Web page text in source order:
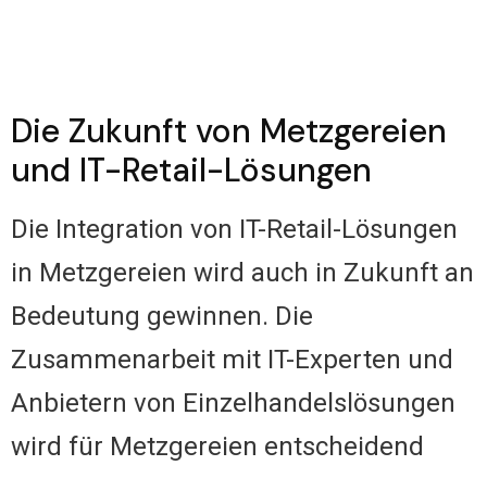
Die Zukunft von Metzgereien
und IT-Retail-Lösungen
Die Integration von IT-Retail-Lösungen
in Metzgereien wird auch in Zukunft an
Bedeutung gewinnen. Die
Zusammenarbeit mit IT-Experten und
Anbietern von Einzelhandelslösungen
wird für Metzgereien entscheidend